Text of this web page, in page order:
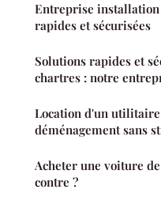
Entreprise
rapides et sécurisées
Solutions rapides et
chartres : notre
Location d'un
déménagement sans
Acheter une voiture
contre ?